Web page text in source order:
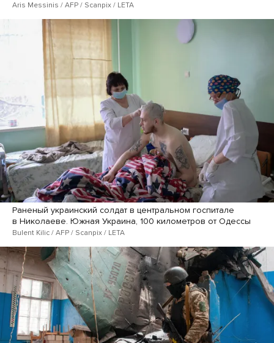
Aris Messinis / AFP / Scanpix / LETA
Раненый украинский солдат в центральном госпитале
в Николаеве. Южная Украина, 100 километров от Одессы
Bulent Kilic / AFP / Scanpix / LETA